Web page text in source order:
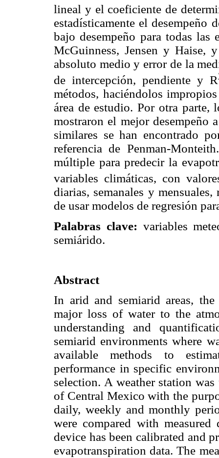
lineal y el coeficiente de
estadísticamente el desempeño
bajo desempeño para todas
McGuinness, Jensen y Haise,
absoluto medio y error de la
de intercepción, pendiente y R
métodos, haciéndolos
área de estudio. Por otra parte,
mostraron el mejor desempeño
similares se han encontrado
referencia de Penman-
múltiple para predecir la
variables climáticas, con
diarias, semanales y
de usar modelos de regresión
Palabras clave: variables
semiárido.
Abstract
In arid and semiarid areas, the
major loss of water to the
understanding and
semiarid environments where
available methods to
performance in specific
selection. A weather station
of Central Mexico with the
daily, weekly and monthly
were compared with
device has been calibrated and
evapotranspiration data. The